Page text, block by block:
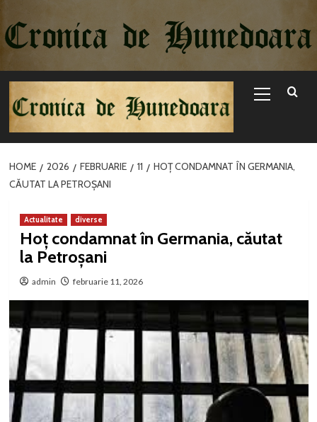
la
conținut
Menu
HOME 2026 FEBRUARIE 11
HOȚ CONDAMNAT ÎN GERMANIA,
CĂUTAT LA PETROȘANI
Actualitate diverse
Hoț condamnat în Germania, căutat
la Petroșani
admin februarie 11, 2026